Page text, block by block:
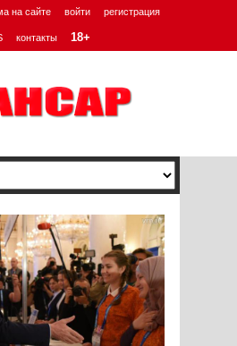
на сайте войти регистрация
контакты 18+